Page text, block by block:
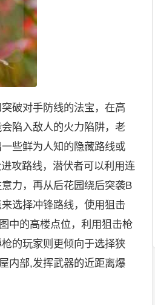
破对手防线的法宝，在高
陷入敌人的火力陷阱，老
些鲜为人知的隐藏路线或
攻路线，潜伏者可以利用连
力，再从后花园绕后突袭B
选择冲锋路线，使用狙击
中的高楼点位，利用狙击枪
的玩家则更倾向于选择狭
内部,发挥武器的近距离爆